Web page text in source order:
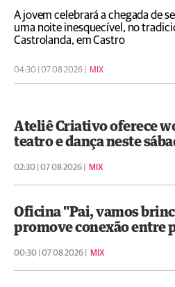
A jovem celebrará a chegada de
uma noite inesquecível, no
Castrolanda, em Castro
04:30 | 07 08 2026 | MIX
Ateliê Criativo oferece
teatro e dança neste
02:30 | 07 08 2026 | MIX
Oficina "Pai, vamos
promove conexão entre
00:30 | 07 08 2026 | MIX